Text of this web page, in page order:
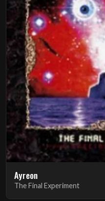
Ayreon
The Final Experiment